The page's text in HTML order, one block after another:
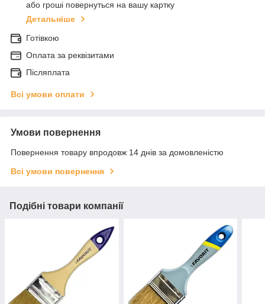
або гроші повернуться на вашу картку
Детальніше
Готівкою
Оплата за реквізитами
Післяплата
Всі умови оплати
Умови повернення
Повернення товару впродовж 14 днів за домовленістю
Всі умови повернення
Подібні товари компанії